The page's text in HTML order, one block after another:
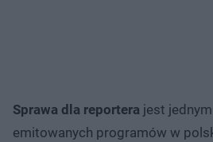
Sprawa dla reportera jest jednym
emitowanych programów w